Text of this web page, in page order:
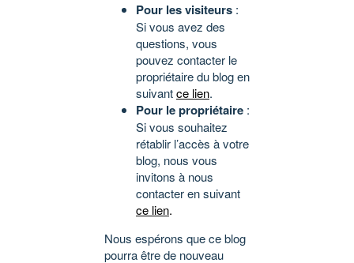
Pour les visiteurs :
Si vous avez des
questions, vous
pouvez contacter le
propriétaire du blog en
suivantce lien.
Pour le propriétaire :
Si vous souhaitez
rétablir l’accès à votre
blog, nous vous
invitons à nous
contacter en suivant
ce lien.
Nous espérons que ce blog
pourra être de nouveau